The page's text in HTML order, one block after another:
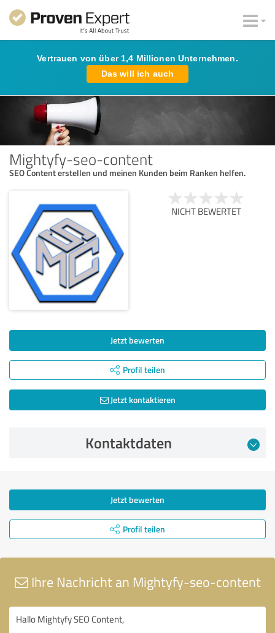
Vertrauen von über 1,4 Millionen Unternehmen.
Das will ich auch
Mightyfy-seo-content
SEO Content erstellen und meinen Kunden beim Ranken helfen.
NICHT BEWERTET
Jetzt bewerten
Profil teilen
Jetzt kontaktieren
Kontaktdaten
Jetzt bewerten
Profil teilen
Ihre Nachricht an Mightyfy-seo-content